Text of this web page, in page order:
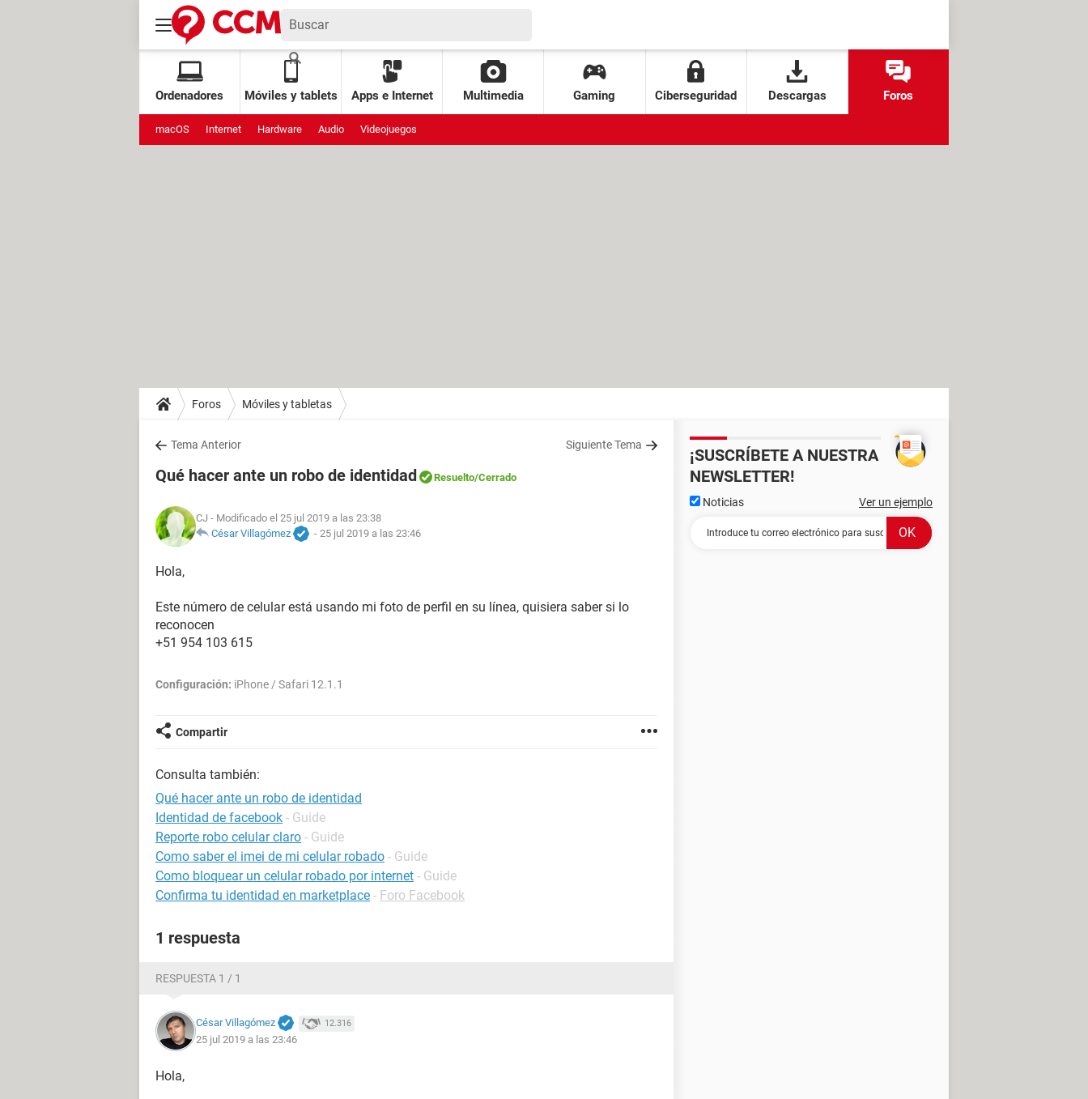
Ordenadores Móviles y tablets Apps e Internet Multimedia Gaming Ciberseguridad Descargas Foros
macOS Internet Hardware Audio Videojuegos
Foros Móviles y tabletas
Tema Anterior Siguiente Tema
Qué hacer ante un robo de identidad Resuelto/Cerrado
CJ - Modificado el 25 jul 2019 a las 23:38
César Villagómez
- 25 jul 2019 a las 23:46
Hola,
Este número de celular está usando mi foto de perfil en su línea, quisiera saber si lo
reconocen
+51 954 103 615
Configuración: iPhone / Safari 12.1.1
Compartir
Consulta también:
Qué hacer ante un robo de identidad
Identidad de facebook - Guide
Reporte robo celular claro - Guide
Como saber el imei de mi celular robado - Guide
Como bloquear un celular robado por internet - Guide
Confirma tu identidad en marketplace - Foro Facebook
1 respuesta
RESPUESTA 1 / 1
César Villagómez 12.316
25 jul 2019 a las 23:46
Hola,
¡SUSCRÍBETE A NUESTRA
NEWSLETTER!
Noticias Ver un ejemplo